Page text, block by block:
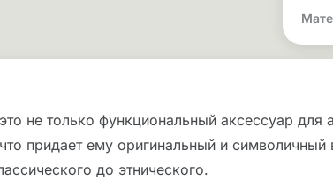
не только функциональный аксессуар для
придает ему оригинальный и символичный
до этнического.